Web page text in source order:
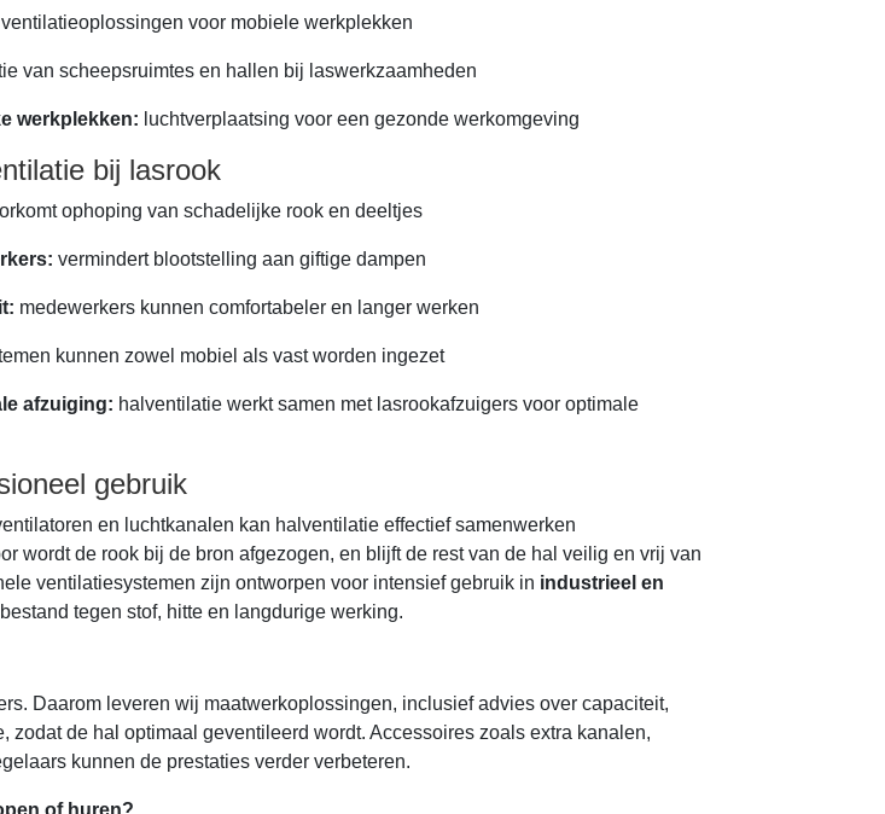
voor mobiele werkplekken
van scheepsruimtes en hallen bij laswerkzaamheden
werkplekken: luchtverplaatsing voor een gezonde werkomgeving
bij lasrook
ophoping van schadelijke rook en deeltjes
vermindert blootstelling aan giftige dampen
medewerkers kunnen comfortabeler en langer werken
kunnen zowel mobiel als vast worden ingezet
afzuiging: halventilatie werkt samen met lasrookafzuigers voor optimale
gebruik
en luchtkanalen kan halventilatie effectief samenwerken
wordt de rook bij de bron afgezogen, en blijft de rest van de hal veilig en vrij van
ventilatiesystemen zijn ontworpen voor intensief gebruik in industrieel en
tegen stof, hitte en langdurige werking.
Daarom leveren wij maatwerkoplossingen, inclusief advies over capaciteit,
zodat de hal optimaal geventileerd wordt. Accessoires zoals extra kanalen,
kunnen de prestaties verder verbeteren.
of huren?